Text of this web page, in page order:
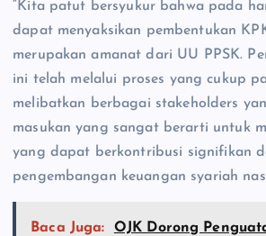
“Kita patut bersyukur bahwa pada
dapat menyaksikan pembentukan
merupakan amanat dari UU PPSK.
ini telah melalui proses yang cukup
melibatkan berbagai stakeholders
masukan yang sangat berarti untuk
yang dapat berkontribusi signifikan
pengembangan keuangan syariah
Baca Juga:
OJK Dorong